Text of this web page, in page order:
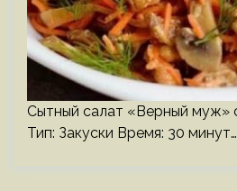
Сытный салат «Верный муж»
Тип: Закуски Время: 30 минут…